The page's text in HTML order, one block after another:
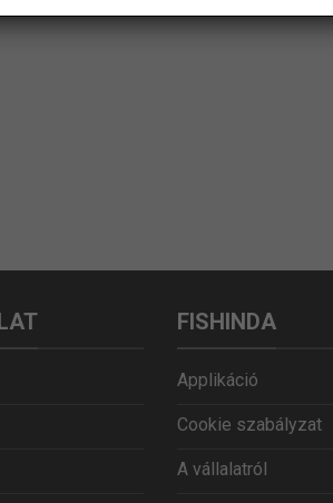
FISHINDA
Applikáció
Cookie szabályzat
A vállalatról